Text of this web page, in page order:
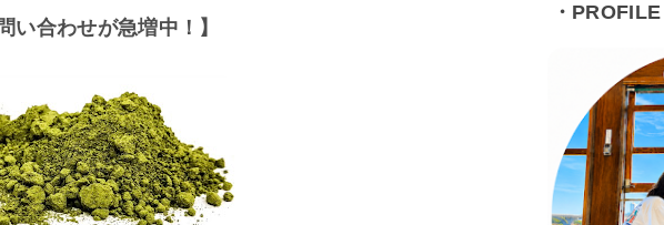
い合わせが急増中！】
・PROFILE